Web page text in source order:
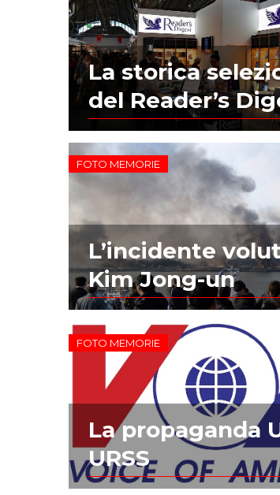
La storica
del Reader’s
FOTO MEMORIE
L’incidente
Kim Jong-un
FOTO MEMORIE
La propaganda
URSS